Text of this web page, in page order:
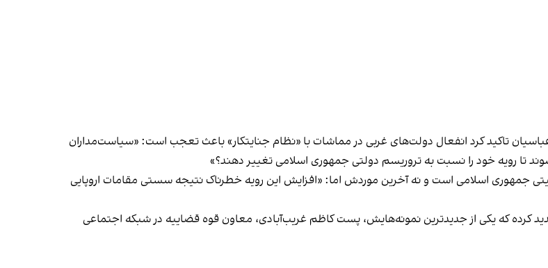
تاکید کرد انفعال دولت‌های غربی در مماشات با «نظام جنایتکار» باعث تعجب است: «سیاست‌مداران
تا رویه‌ خود را نسبت به تروریسم دولتی جمهوری اسلامی تغییر دهند؟»
جمهوری اسلامی است و نه آخرین موردش اما: «افزایش این رویه‌ خطرناک نتیجه سستی مقامات اروپایی
کرده که یکی از جدیدترین نمونه‌هایش، پست کاظم غریب‌آبادی، معاون قوه قضاییه در شبکه اجتماعی